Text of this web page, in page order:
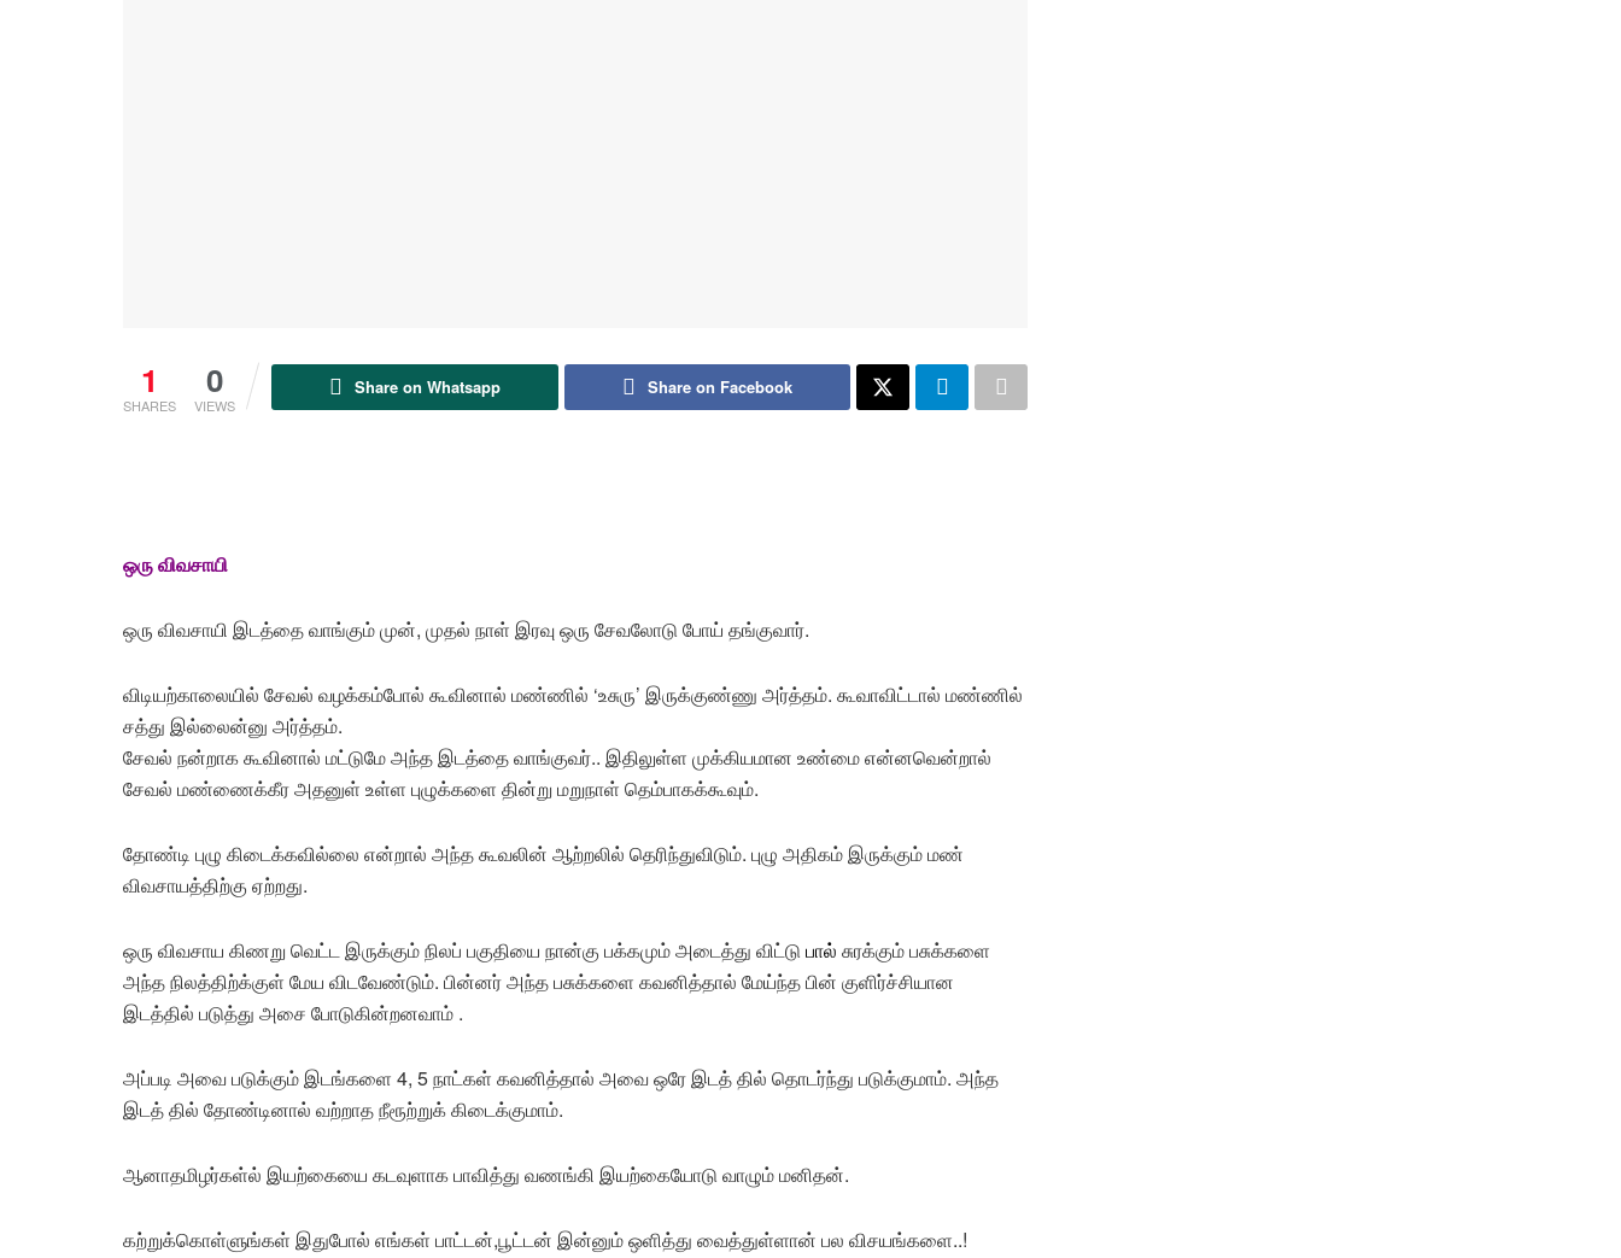
1
SHARES
0
VIEWS
Share on Whatsapp Share on Facebook
ஒருவிவசாயி
ஒரு விவசாயி இடத்தை வாங்கும் முன், முதல் நாள் இரவு ஒரு சேவலோடு போய் தங்குவார்.
விடியற்காலையில் சேவல் வழக்கம்போல் கூவினால் மண்ணில் ‘உசுரு’ இருக்குண்ணு அர்த்தம். கூவாவிட்டால் மண்ணில்
சத்து இல்லைன்னு அர்த்தம்.
சேவல் நன்றாக கூவினால் மட்டுமே அந்த இடத்தை வாங்குவர்.. இதிலுள்ள முக்கியமான உண்மை என்னவென்றால்
சேவல் மண்ணைக்கீர அதனுள் உள்ள புழுக்களை தின்று மறுநாள் தெம்பாகக்கூவும்.
தோண்டி புழு கிடைக்கவில்லை என்றால் அந்த கூவலின் ஆற்றலில் தெரிந்துவிடும். புழு அதிகம் இருக்கும் மண்
விவசாயத்திற்கு ஏற்றது.
ஒரு விவசாய கிணறு வெட்ட இருக்கும் நிலப் பகுதியை நான்கு பக்கமும் அடைத்து விட்டு பால் சுரக்கும் பசுக்களை
அந்த நிலத்திற்க்குள் மேய விடவேண்டும். பின்னர் அந்த பசுக்களை கவனித்தால் மேய்ந்த பின் குளிர்ச்சியான
இடத்தில் படுத்து அசை போடுகின்றனவாம் .
அப்படி அவை படுக்கும் இடங்களை 4, 5 நாட்கள் கவனித்தால் அவை ஒரே இடத் தில் தொடர்ந்து படுக்குமாம். அந்த
இடத் தில் தோண்டினால் வற்றாத நீரூற்றுக் கிடைக்குமாம்.
ஆனாதமிழர்கள்ல் இயற்கையை கடவுளாக பாவித்து வணங்கி இயற்கையோடு வாழும் மனிதன்.
கற்றுக்கொள்ளுங்கள் இதுபோல் எங்கள் பாட்டன்,பூட்டன் இன்னும் ஒளித்து வைத்துள்ளான் பல விசயங்களை..!